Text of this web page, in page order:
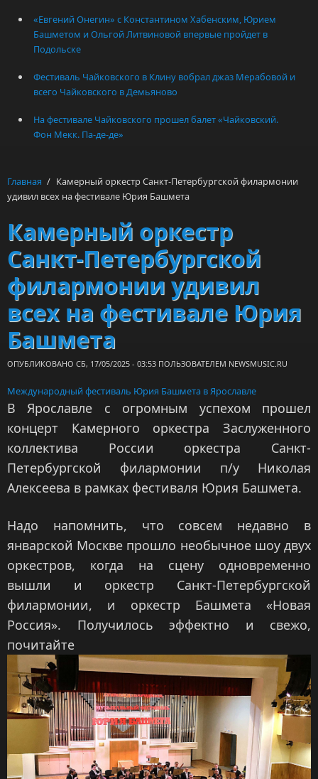
«Евгений Онегин» с Константином Хабенским, Юрием
Башметом и Ольгой Литвиновой впервые пройдет в
Подольске
Фестиваль Чайковского в Клину вобрал джаз Мерабовой и
всего Чайковского в Демьяново
На фестивале Чайковского прошел балет «Чайковский.
Фон Мекк. Па-де-де»
Главная / Камерный оркестр Санкт-Петербургской филармонии
удивил всех на фестивале Юрия Башмета
Камерный оркестр
Санкт-Петербургской
филармонии удивил
всех на фестивале Юрия
Башмета
ОПУБЛИКОВАНО СБ, 17/05/2025 - 03:53 ПОЛЬЗОВАТЕЛЕМ NEWSMUSIC.RU
Международный фестиваль Юрия Башмета в Ярославле
В Ярославле с огромным успехом прошел
концерт Камерного оркестра Заслуженного
коллектива России оркестра Санкт-
Петербургской филармонии п/у Николая
Алексеева в рамках фестиваля Юрия Башмета.
Надо напомнить, что совсем недавно в
январской Москве прошло необычное шоу двух
оркестров, когда на сцену одновременно
вышли и оркестр Санкт-Петербургской
филармонии, и оркестр Башмета «Новая
Россия». Получилось эффектно и свежо,
почитайте